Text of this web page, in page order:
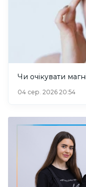
Чи очікувати
04 сер. 2026 20:54